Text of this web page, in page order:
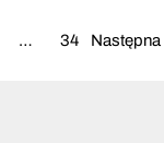
… 34 Następna